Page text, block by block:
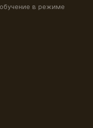
в режиме